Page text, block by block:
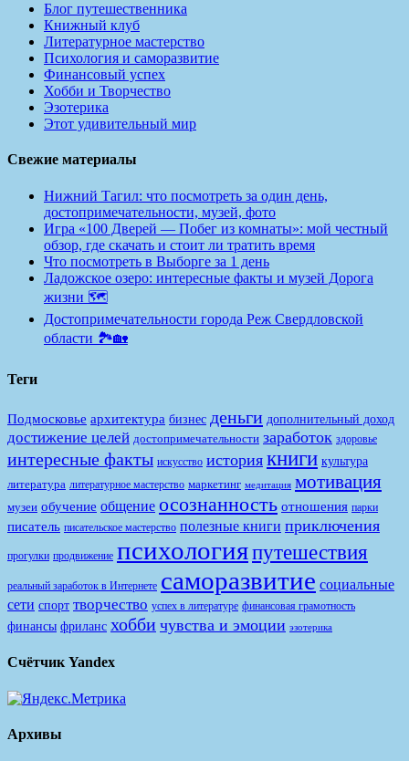
Блог путешественника
Книжный клуб
Литературное мастерство
Психология и саморазвитие
Финансовый успех
Хобби и Творчество
Эзотерика
Этот удивительный мир
Свежие материалы
Нижний Тагил: что посмотреть за один день,
достопримечательности, музей, фото
Игра «100 Дверей — Побег из комнаты»: мой честный
обзор, где скачать и стоит ли тратить время
Что посмотреть в Выборге за 1 день
Ладожское озеро: интересные факты и музей Дорога
жизни 🗺️
Достопримечательности города Реж Свердловской
области 🏞️🏡
Теги
Подмосковье архитектура бизнес деньги дополнительный доход
достижение целей достопримечательности заработок здоровье
интересные факты искусство история книги культура
литература литературное мастерство маркетинг медитация мотивация
музеи обучение общение осознанность отношения парки
писатель писательское мастерство полезные книги приключения
прогулки продвижение психологияпутешествия
реальный заработок в Интернете саморазвитие социальные
сети спорт творчество успех в литературе финансовая грамотность
финансы фриланс хобби чувства и эмоции эзотерика
Счётчик Yandex
Архивы